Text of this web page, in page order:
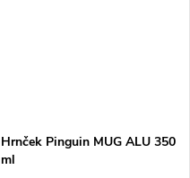
Hrnček Pinguin MUG ALU 350
ml